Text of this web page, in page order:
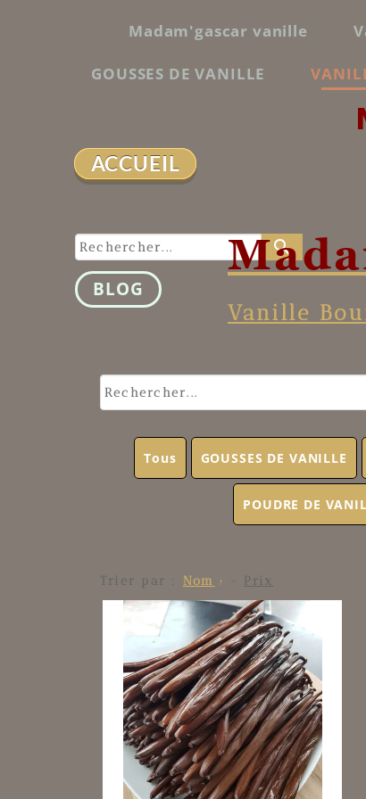
ACCUEIL
Madam'gascar vanille
GOUSSES DE VANILLE
BLOG
search
Vanille
Tous GOUSSES DE VANILLE
POUDRE DE
Trier par : Nom Prix